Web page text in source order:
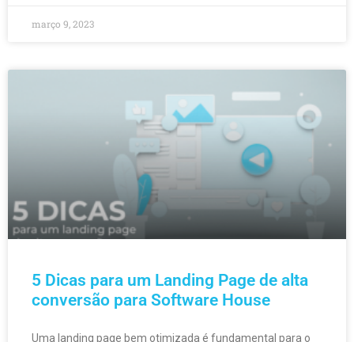
março 9, 2023
5 Dicas para um Landing Page de alta
conversão para Software House
Uma landing page bem otimizada é fundamental para o